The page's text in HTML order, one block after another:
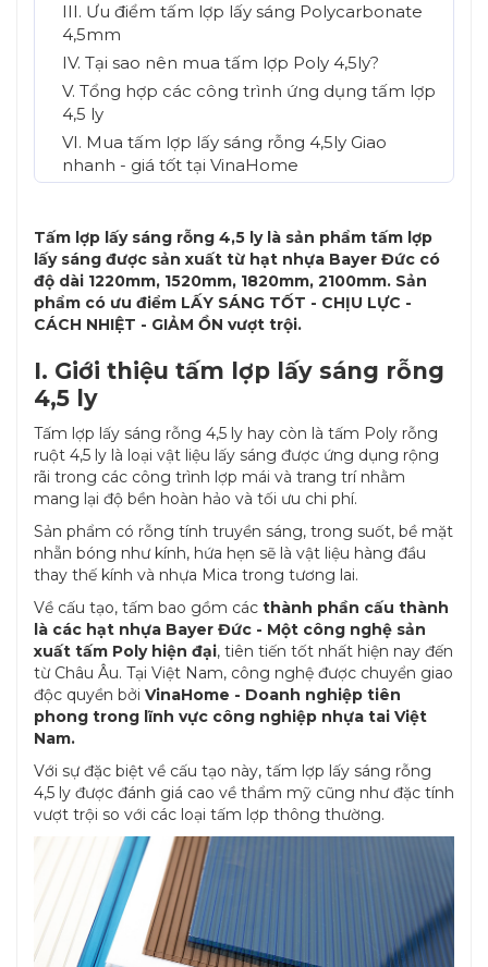
III. Ưu điểm tấm lợp lấy sáng Polycarbonate
4,5mm
IV. Tại sao nên mua tấm lợp Poly 4,5ly?
V. Tổng hợp các công trình ứng dụng tấm lợp
4,5 ly
VI. Mua tấm lợp lấy sáng rỗng 4,5ly Giao
nhanh - giá tốt tại VinaHome
Tấm lợp lấy sáng rỗng 4,5 ly là sản phẩm tấm lợp
lấy sáng được sản xuất từ hạt nhựa Bayer Đức có
độ dài 1220mm, 1520mm, 1820mm, 2100mm. Sản
phẩm có ưu điểm LẤY SÁNG TỐT - CHỊU LỰC -
CÁCH NHIỆT - GIẢM ỒN vượt trội.
I. Giới thiệu tấm lợp lấy sáng rỗng
4,5 ly
Tấm lợp lấy sáng rỗng 4,5 ly hay còn là tấm Poly rỗng
ruột 4,5 ly là loại vật liệu lấy sáng được ứng dụng rộng
rãi trong các công trình lợp mái và trang trí nhằm
mang lại độ bền hoàn hảo và tối ưu chi phí.
Sản phẩm có rỗng tính truyền sáng, trong suốt, bề mặt
nhẵn bóng như kính, hứa hẹn sẽ là vật liệu hàng đầu
thay thế kính và nhựa Mica trong tương lai.
Về cấu tạo, tấm bao gồm các thành phần cấu thành
là các hạt nhựa Bayer Đức - Một công nghệ sản
xuất tấm Poly hiện đại, tiên tiến tốt nhất hiện nay đến
từ Châu Âu. Tại Việt Nam, công nghệ được chuyển giao
độc quyền bởi VinaHome - Doanh nghiệp tiên
phong trong lĩnh vực công nghiệp nhựa tai Việt
Nam.
Với sự đặc biệt về cấu tạo này, tấm lợp lấy sáng rỗng
4,5 ly được đánh giá cao về thẩm mỹ cũng như đặc tính
vượt trội so với các loại tấm lợp thông thường.